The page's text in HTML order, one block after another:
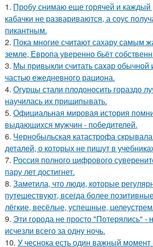
1. Пробу снимаю еще горячей и каждый
кабачки не развариваются, а соус
пикантным.
2. Пока многие считают сахару самым
земле, Европа уверенно бьёт
3. Мы привыкли считать сахар обычной
частью ежедневного рациона.
4. Огурцы стали плодоносить гораздо
научилась их прищипывать.
5. Официальная мировая история
выдающихся мужчин - победителей.
6. Чернобыльская катастрофа
деталей, о которых не пишут в
7. Россия полного цифрового
пару лет достигнет.
8. Заметила, что люди, которые
путешествуют, всегда более
лёгкие, весёлые, успешные,
9. Эти города не просто "Потерялись" -
исчезли всего за одну ночь.
10. У чеснока есть один важный момент